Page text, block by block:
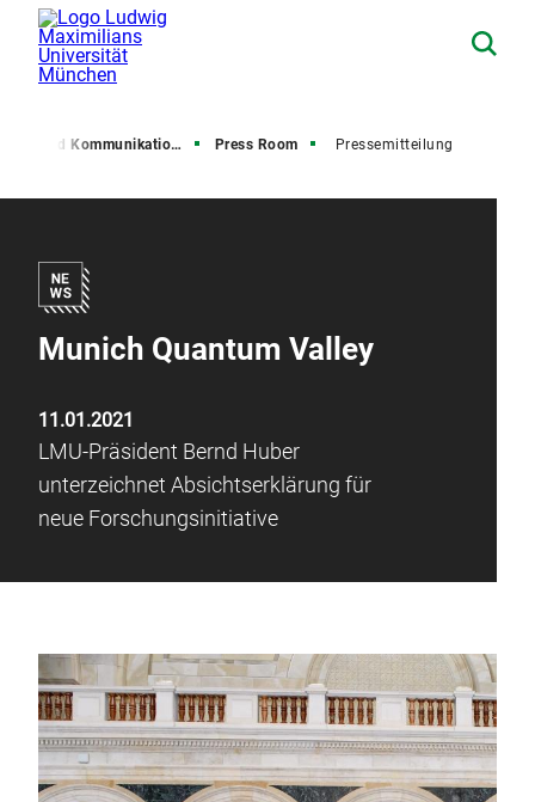
und Kommunikation (PuK) Press Room Pressemitteilung
Munich Quantum Valley
11.01.2021
LMU-Präsident Bernd Huber
unterzeichnet Absichtserklärung für
neue Forschungsinitiative